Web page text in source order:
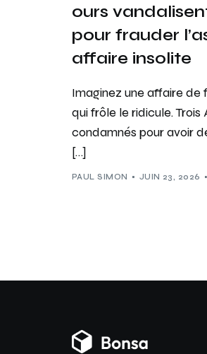
ours
pour frauder
affaire insolite
Imaginez une affaire de
qui frôle le ridicule.
condamnés pour avoir
[…]
PAUL SIMON JUIN 23, 2026